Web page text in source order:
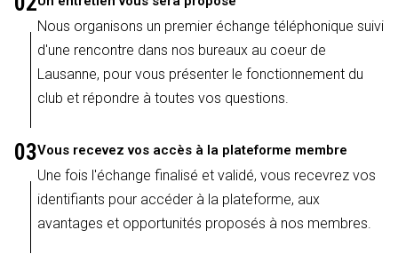
Nous organisons un premier échange téléphonique suivi
d'une rencontre dans nos bureaux au coeur de
Lausanne, pour vous présenter le fonctionnement du
club et répondre à toutes vos questions.
03Vous recevez vos accès à la plateforme membre
Une fois l'échange finalisé et validé, vous recevrez vos
identifiants pour accéder à la plateforme, aux
avantages et opportunités proposés à nos membres.